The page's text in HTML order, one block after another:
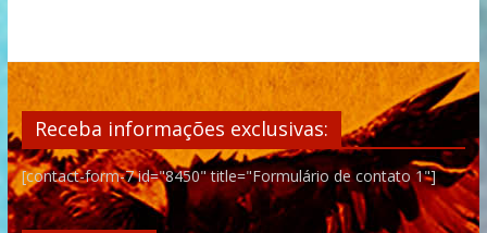
Receba informações exclusivas:
[contact-form-7 id="8450" title="Formulário de contato 1"]